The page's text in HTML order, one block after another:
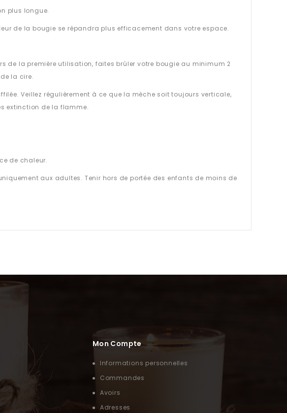
plus longue.
de la bougie se répandra plus efficacement dans votre espace.
de la première utilisation, faites brûler votre bougie au minimum 2
la cire.
Veillez régulièrement à ce que la mèche soit toujours verticale,
extinction de la flamme.
de chaleur.
aux adultes. Tenir hors de portée des enfants de moins de
Mon Compte
Informations personnelles
Commandes
Avoirs
Adresses